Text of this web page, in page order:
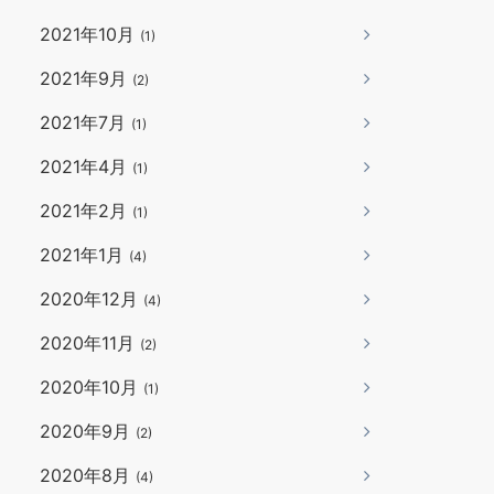
2021年10月 (1)
2021年9月 (2)
2021年7月 (1)
2021年4月 (1)
2021年2月 (1)
2021年1月 (4)
2020年12月 (4)
2020年11月 (2)
2020年10月 (1)
2020年9月 (2)
2020年8月 (4)